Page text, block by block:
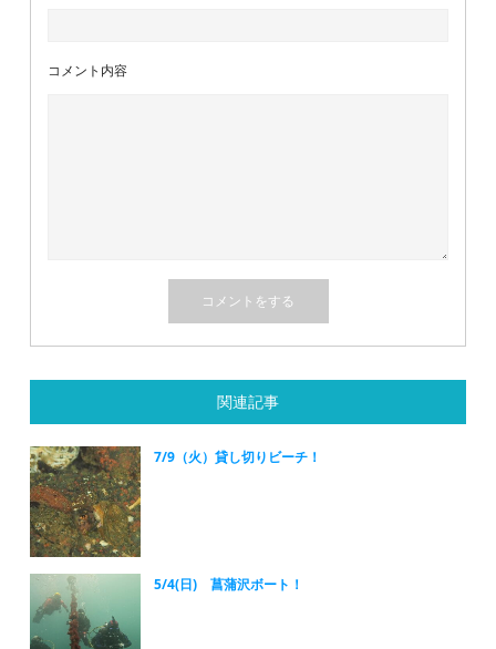
コメント内容
関連記事
7/9（火）貸し切りビーチ！
5/4(日) 菖蒲沢ボート！